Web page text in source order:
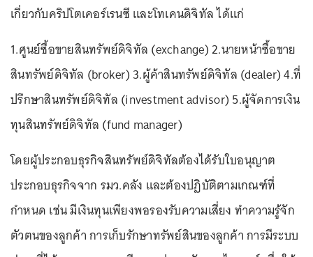
เกี่ยวกับคริปโตเคอร์เรนซี และโทเคนดิจิทัล ได้แก่
1.ศูนย์ซื้อขายสินทรัพย์ดิจิทัล (exchange) 2.นายหน้าซื้อขาย
สินทรัพย์ดิจิทัล (broker) 3.ผู้ค้าสินทรัพย์ดิจิทัล (dealer) 4.ที่
ปรึกษาสินทรัพย์ดิจิทัล (investment advisor) 5.ผู้จัดการเงิน
ทุนสินทรัพย์ดิจิทัล (fund manager)
โดยผู้ประกอบธุรกิจสินทรัพย์ดิจิทัลต้องได้รับใบอนุญาต
ประกอบธุรกิจจาก รมว.คลัง และต้องปฏิบัติตามเกณฑ์ที่
กำหนด เช่น มีเงินทุนเพียงพอรองรับความเสี่ยง ทำความรู้จัก
ตัวตนของลูกค้า การเก็บรักษาทรัพย์สินของลูกค้า การมีระบบ